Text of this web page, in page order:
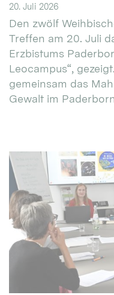
20. Juli 2026
Den zwölf
Treffen am 20. Juli
Erzbistums
Leocampus“,
gemeinsam das
Gewalt im